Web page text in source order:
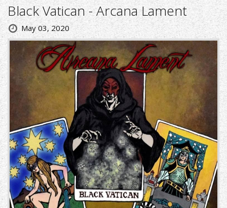
Black Vatican - Arcana Lament
May 03, 2020